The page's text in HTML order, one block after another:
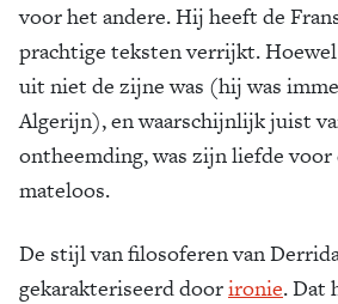
voor het andere. Hij heeft de
prachtige teksten verrijkt.
uit niet de zijne was (hij was
Algerijn), en waarschijnlijk juist
ontheemding, was zijn liefde voor
mateloos.
De stijl van filosoferen van
gekarakteriseerd doorironie. Dat